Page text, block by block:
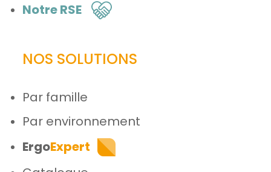
Notre RSE
NOS SOLUTIONS
Par famille
Par environnement
ErgoExpert